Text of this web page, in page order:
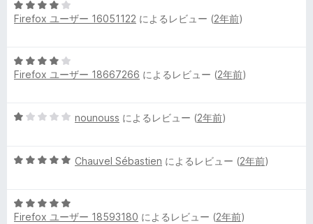
5
の
5
段
4
の
Firefox ユーザー 16051122 によるレビュー (2年前)
5
段
4
価
Firefox ユーザー 18667266 によるレビュー (2年前)
5
中
評
価
nounouss によるレビュー (2年前)
5
中
5
Chauvel Sébastien によるレビュー (2年前)
5
段
Firefox ユーザー 18593180 によるレビュー (2年前)